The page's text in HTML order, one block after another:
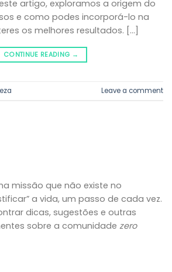
artigo, exploramos a origem do
e como podes incorporá-lo na
os melhores resultados. […]
CONTINUE READING →
Leave a comment
missão que não existe no
a vida, um passo de cada vez.
dicas, sugestões e outras
sobre a comunidade zero